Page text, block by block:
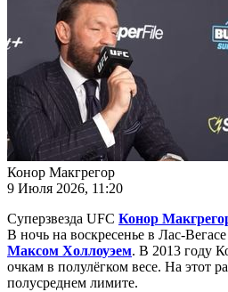
Конор Макгрегор
9 Июля 2026, 11:20
Суперзвезда UFC Конор
В ночь на воскресенье в Лас-
Максом Холлоуэем. В 2013 году
очкам в полулёгком весе. На этот
полусреднем лимите.